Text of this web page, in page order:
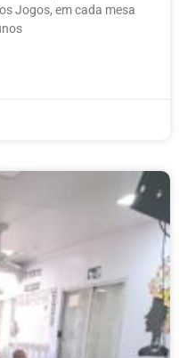
Jogos, em cada mesa